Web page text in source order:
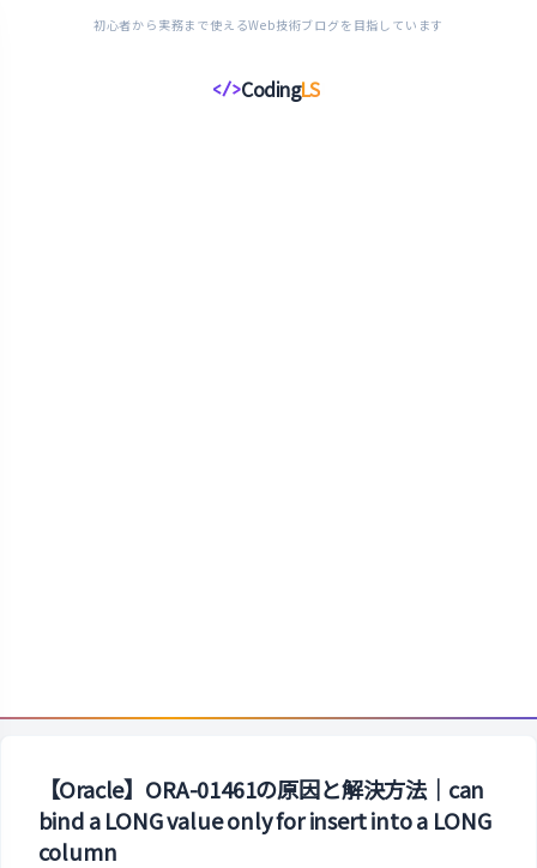
初心者から実務まで使えるWeb技術ブログを目指しています
</>CodingLS
コ
【Oracle】ORA-01461の原因と解決方法｜can
bind a LONG value only for insert into a LONG
column